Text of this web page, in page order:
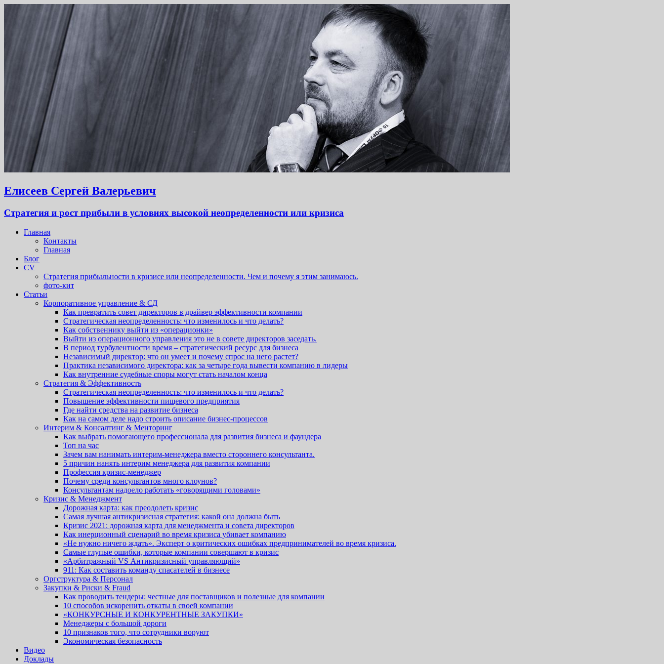
Елисеев Сергей Валерьевич
Стратегия и рост прибыли в условиях высокой неопределенности или кризиса
Главная
Контакты
Главная
Блог
CV
Стратегия прибыльности в кризисе или неопределенности. Чем и почему я этим занимаюсь.
фото-кит
Статьи
Корпоративное управление & СД
Как превратить совет директоров в драйвер эффективности компании
Стратегическая неопределенность: что изменилось и что делать?
Как собственнику выйти из «операционки»
Выйти из операционного управления это не в совете директоров заседать.
В период турбулентности время – стратегический ресурс для бизнеса
Независимый директор: что он умеет и почему спрос на него растет?
Практика независимого директора: как за четыре года вывести компанию в лидеры
Как внутренние судебные споры могут стать началом конца
Стратегия & Эффективность
Стратегическая неопределенность: что изменилось и что делать?
Повышение эффективности пищевого предприятия
Где найти средства на развитие бизнеса
Как на самом деле надо строить описание бизнес-процессов
Интерим & Консалтинг & Менторинг
Как выбрать помогающего профессионала для развития бизнеса и фаундера
Топ на час
Зачем вам нанимать интерим-менеджера вместо стороннего консультанта.
5 причин нанять интерим менеджера для развития компании
Профессия кризис-менеджер
Почему среди консультантов много клоунов?
Консультантам надоело работать «говорящими головами»
Кризис & Менеджмент
Дорожная карта: как преодолеть кризис
Самая лучшая антикризисная стратегия: какой она должна быть
Кризис 2021: дорожная карта для менеджмента и совета директоров
Как инерционный сценарий во время кризиса убивает компанию
«Не нужно ничего ждать». Эксперт о критических ошибках предпринимателей во время кризиса.
Cамые глупые ошибки, которые компании совершают в кризис
«Арбитражный VS Антикризисный управляющий»
911: Как составить команду спасателей в бизнесе
Оргструктура & Персонал
Закупки & Риски & Fraud
Как проводить тендеры: честные для поставщиков и полезные для компании
10 способов искоренить откаты в своей компании
«КОНКУРСНЫЕ И КОНКУРЕНТНЫЕ ЗАКУПКИ»
Менеджеры с большой дороги
10 признаков того, что сотрудники воруют
Экономическая безопасность
Видео
Доклады